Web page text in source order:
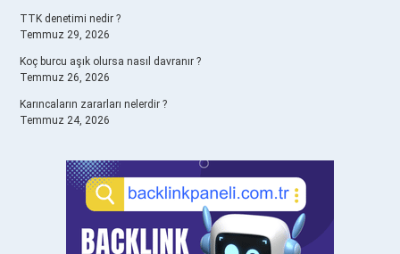
TTK denetimi nedir ?
Temmuz 29, 2026
Koç burcu aşık olursa nasıl davranır ?
Temmuz 26, 2026
Karıncaların zararları nelerdir ?
Temmuz 24, 2026